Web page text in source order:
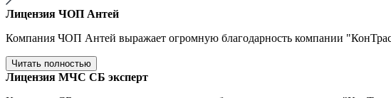
Лицензия ЧОП Антей
Компания ЧОП Антей выражает огромную благодарность компании
Читать полностью
Лицензия МЧС СБ эксперт